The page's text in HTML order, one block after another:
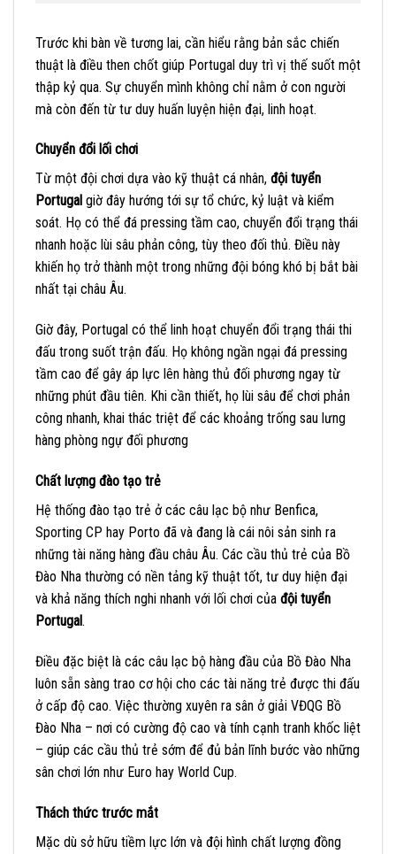
Trước khi bàn về tương lai, cần hiểu rằng bản sắc chiến
thuật là điều then chốt giúp Portugal duy trì vị thế suốt một
thập kỷ qua. Sự chuyển mình không chỉ nằm ở con người
mà còn đến từ tư duy huấn luyện hiện đại, linh hoạt.
Chuyển đổi lối chơi
Từ một đội chơi dựa vào kỹ thuật cá nhân, đội tuyển
Portugal giờ đây hướng tới sự tổ chức, kỷ luật và kiểm
soát. Họ có thể đá pressing tầm cao, chuyển đổi trạng thái
nhanh hoặc lùi sâu phản công, tùy theo đối thủ. Điều này
khiến họ trở thành một trong những đội bóng khó bị bắt bài
nhất tại châu Âu.
Giờ đây, Portugal có thể linh hoạt chuyển đổi trạng thái thi
đấu trong suốt trận đấu. Họ không ngần ngại đá pressing
tầm cao để gây áp lực lên hàng thủ đối phương ngay từ
những phút đầu tiên. Khi cần thiết, họ lùi sâu để chơi phản
công nhanh, khai thác triệt để các khoảng trống sau lưng
hàng phòng ngự đối phương
Chất lượng đào tạo trẻ
Hệ thống đào tạo trẻ ở các câu lạc bộ như Benfica,
Sporting CP hay Porto đã và đang là cái nôi sản sinh ra
những tài năng hàng đầu châu Âu. Các cầu thủ trẻ của Bồ
Đào Nha thường có nền tảng kỹ thuật tốt, tư duy hiện đại
và khả năng thích nghi nhanh với lối chơi của đội tuyển
Portugal.
Điều đặc biệt là các câu lạc bộ hàng đầu của Bồ Đào Nha
luôn sẵn sàng trao cơ hội cho các tài năng trẻ được thi đấu
ở cấp độ cao. Việc thường xuyên ra sân ở giải VĐQG Bồ
Đào Nha – nơi có cường độ cao và tính cạnh tranh khốc liệt
– giúp các cầu thủ trẻ sớm để đủ bản lĩnh bước vào những
sân chơi lớn như Euro hay World Cup.
Thách thức trước mắt
Mặc dù sở hữu tiềm lực lớn và đội hình chất lượng đồng